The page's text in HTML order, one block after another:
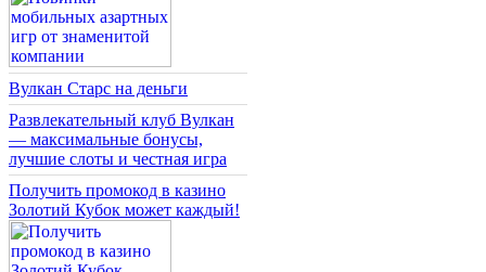
Вулкан Старс на деньги
Развлекательный клуб Вулкан
— максимальные бонусы,
лучшие слоты и честная игра
Получить промокод в казино
Золотий Кубок может каждый!